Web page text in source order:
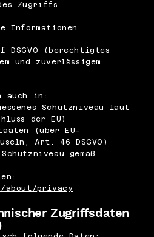
Zugriffs
Informationen
(berechtigtes
und zuverlässigem
auch in:
Schutzniveau laut
der EU)
(über EU-
Art. 46 DSGVO)
gemäß
about/privacy
Zugriffsdaten